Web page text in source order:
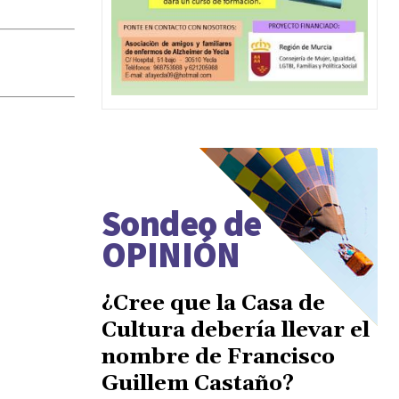
Sondeo de
OPINIÓN
¿Cree que la Casa de
Cultura debería llevar el
nombre de Francisco
Guillem Castaño?